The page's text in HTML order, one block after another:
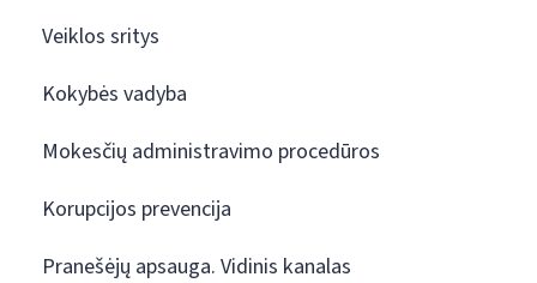
Veiklos sritys
Kokybės vadyba
Mokesčių administravimo procedūros
Korupcijos prevencija
Pranešėjų apsauga. Vidinis kanalas